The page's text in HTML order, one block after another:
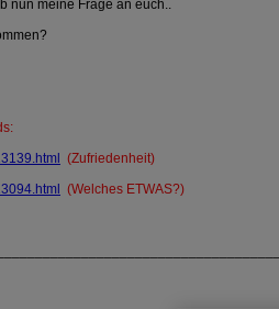
nun meine Frage an euch..
(Zufriedenheit)
(Welches ETWAS?)